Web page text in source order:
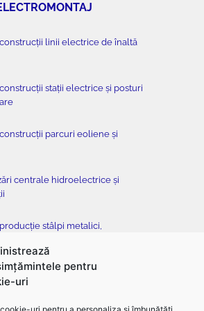
pentru
uri
linii electrice de înaltă
stații electrice și posturi
parcuri eoliene și
centrale hidroelectrice și
stâlpi metalici,
metalici cu înălțimi de până la 90